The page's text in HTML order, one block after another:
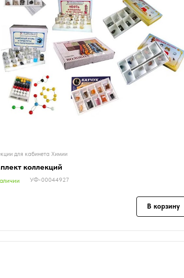
для кабинета Химии
коллекций
УФ-00044927
В корзину